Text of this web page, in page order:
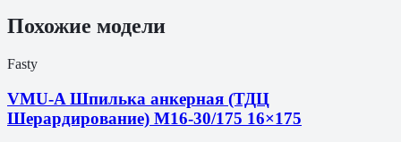
Похожие модели
Fasty
VMU-A Шпилька анкерная (ТДЦ
Шерардирование) M16-30/175 16×175